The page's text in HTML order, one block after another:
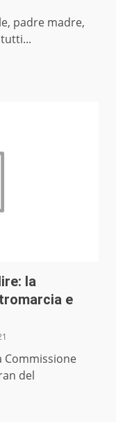
padre madre,
la
e
Commissione
del